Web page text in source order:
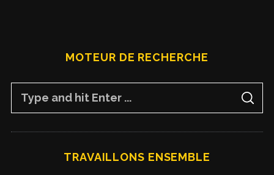
MOTEUR DE RECHERCHE
S
A
C
TRAVAILLONS ENSEMBLE